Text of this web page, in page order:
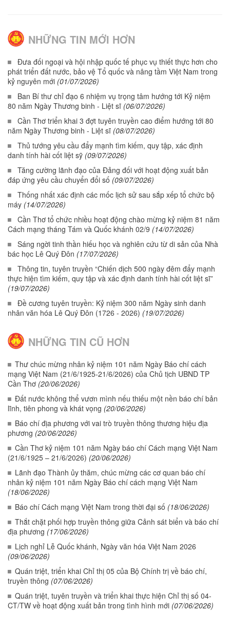
NHỮNG TIN MỚI HƠN
Đưa đối ngoại và hội nhập quốc tế phục vụ thiết thực hơn cho
phát triển đất nước, bảo vệ Tổ quốc và nâng tầm Việt Nam trong
kỷ nguyên mới (01/07/2026)
Ban Bí thư chỉ đạo 6 nhiệm vụ trọng tâm hướng tới Kỷ niệm
80 năm Ngày Thương binh - Liệt sĩ (06/07/2026)
Cần Thơ triển khai 3 đợt tuyên truyền cao điểm hướng tới 80
năm Ngày Thương binh - Liệt sĩ (08/07/2026)
Thủ tướng yêu cầu đẩy mạnh tìm kiếm, quy tập, xác định
danh tính hài cốt liệt sỹ (09/07/2026)
Tăng cường lãnh đạo của Đảng đối với hoạt động xuất bản
đáp ứng yêu cầu chuyển đổi số (09/07/2026)
Thống nhất xác định các mốc lịch sử sau sắp xếp tổ chức bộ
máy (14/07/2026)
Cần Thơ tổ chức nhiều hoạt động chào mừng kỷ niệm 81 năm
Cách mạng tháng Tám và Quốc khánh 02/9 (14/07/2026)
Sáng ngời tinh thần hiếu học và nghiên cứu từ di sản của Nhà
bác học Lê Quý Đôn (17/07/2026)
Thông tin, tuyên truyền “Chiến dịch 500 ngày đêm đẩy mạnh
thực hiện tìm kiếm, quy tập và xác định danh tính hài cốt liệt sĩ”
(19/07/2026)
Đề cương tuyên truyền: Kỷ niệm 300 năm Ngày sinh danh
nhân văn hóa Lê Quý Đôn (1726 - 2026) (19/07/2026)
NHỮNG TIN CŨ HƠN
Thư chúc mừng nhân kỷ niệm 101 năm Ngày Báo chí cách
mạng Việt Nam (21/6/1925-21/6/2026) của Chủ tịch UBND TP
Cần Thơ (20/06/2026)
Đất nước không thể vươn mình nếu thiếu một nền báo chí bản
lĩnh, tiên phong và khát vọng (20/06/2026)
Báo chí địa phương với vai trò truyền thông thương hiệu địa
phương (20/06/2026)
Cần Thơ kỷ niệm 101 năm Ngày báo chí Cách mạng Việt Nam
(21/6/1925 – 21/6/2026) (20/06/2026)
Lãnh đạo Thành ủy thăm, chúc mừng các cơ quan báo chí
nhân kỷ niệm 101 năm Ngày Báo chí cách mạng Việt Nam
(18/06/2026)
Báo chí Cách mạng Việt Nam trong thời đại số (18/06/2026)
Thắt chặt phối hợp truyền thông giữa Cảnh sát biển và báo chí
địa phương (17/06/2026)
Lịch nghỉ Lễ Quốc khánh, Ngày văn hóa Việt Nam 2026
(09/06/2026)
Quán triệt, triển khai Chỉ thị 05 của Bộ Chính trị về báo chí,
truyền thông (07/06/2026)
Quán triệt, tuyên truyền và triển khai thực hiện Chỉ thị số 04-
CT/TW về hoạt động xuất bản trong tình hình mới (07/06/2026)